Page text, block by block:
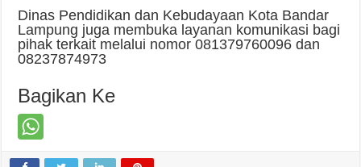
Dinas Pendidikan dan Kebudayaan Kota Bandar
Lampung juga membuka layanan komunikasi bagi
pihak terkait melalui nomor 081379760096 dan
08237874973
Bagikan Ke